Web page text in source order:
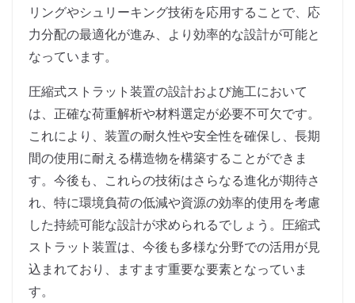
リングやシュリーキング技術を応用することで、応
力分配の最適化が進み、より効率的な設計が可能と
なっています。
圧縮式ストラット装置の設計および施工において
は、正確な荷重解析や材料選定が必要不可欠です。
これにより、装置の耐久性や安全性を確保し、長期
間の使用に耐える構造物を構築することができま
す。今後も、これらの技術はさらなる進化が期待さ
れ、特に環境負荷の低減や資源の効率的使用を考慮
した持続可能な設計が求められるでしょう。圧縮式
ストラット装置は、今後も多様な分野での活用が見
込まれており、ますます重要な要素となっていま
す。